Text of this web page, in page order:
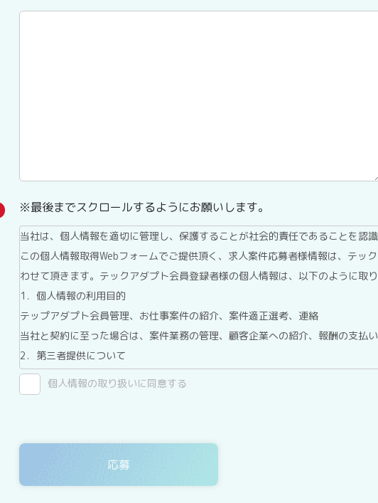
※最後までスクロールするようにお願いします。
当社は、個人情報を適切に管理し、保護することが社会的責任であることを認識
この個人情報取得Webフォームでご提供頂く、求人案件応募者様情報は、テッ
わせて頂きます。テックアダプト会員登録者様の個人情報は、以下のように取り
1．個人情報の利用目的
テップアダプト会員管理、お仕事案件の紹介、案件適正選考、連絡
当社と契約に至った場合は、案件業務の管理、顧客企業への紹介、報酬の支払い
2．第三者提供について
テックアダプト会員登録者情報は、法令に基づく場合、委託する場合を除き、
ん。
4．開示等の請求について
個人情報の取り扱いに同意する